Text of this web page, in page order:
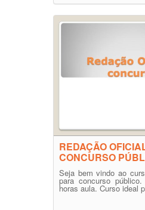
REDAÇÃO
CONCURSO
Seja bem vindo ao
para concurso
horas aula. Curso ideal